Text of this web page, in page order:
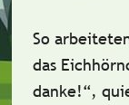
So
das
danke!“,